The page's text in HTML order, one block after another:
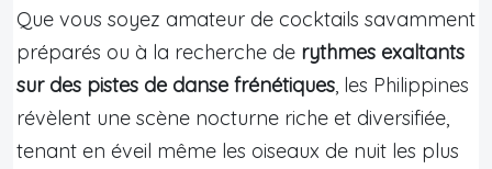
Que vous soyez amateur de cocktails savamment
préparés ou à la recherche de rythmes exaltants
sur des pistes de danse frénétiques, les Philippines
révèlent une scène nocturne riche et diversifiée,
tenant en éveil même les oiseaux de nuit les plus